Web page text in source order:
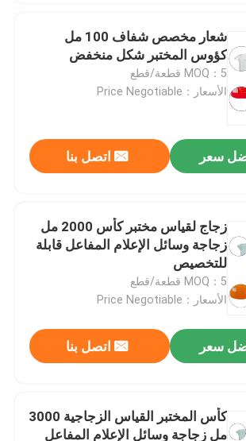
شعار مخصص شفاف 100 مل
كؤوس المختبر شكل منخفض
MOQ：5 قطعة/قطع
الأسعار：Price Negotiable
سعر اتصل بنا
زجاج لقياس مختبر كأس 2000 مل
زجاجة وسائل الإعلام المفاعل قابلة
للتخصيص
MOQ：5 قطعة/قطع
الأسعار：Price Negotiable
سعر اتصل بنا
كأس المختبر القياس الزجاجية 3000
مل زجاجة وسائل الإعلام المفاعل